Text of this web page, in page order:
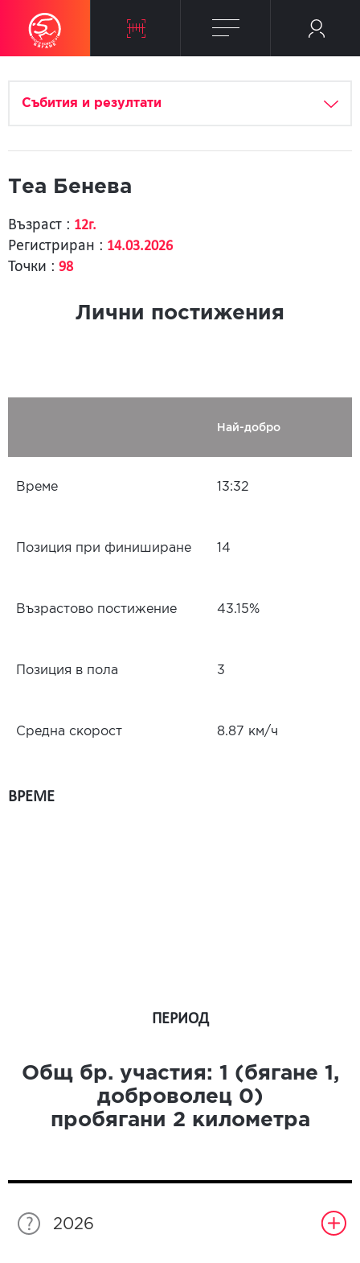
Събития и резултати
Теа Бенева
Възраст : 12г.
Регистриран : 14.03.2026
Точки : 98
Лични постижения
Най-добро
Време 13:32
Позиция при финиширане 14
Възрастово постижение 43.15%
Позиция в пола 3
Средна скорост 8.87 км/ч
ВРЕМЕ
ПЕРИОД
Общ бр. участия: 1 (бягане 1 ,
доброволец 0)
пробягани 2 километра
2026